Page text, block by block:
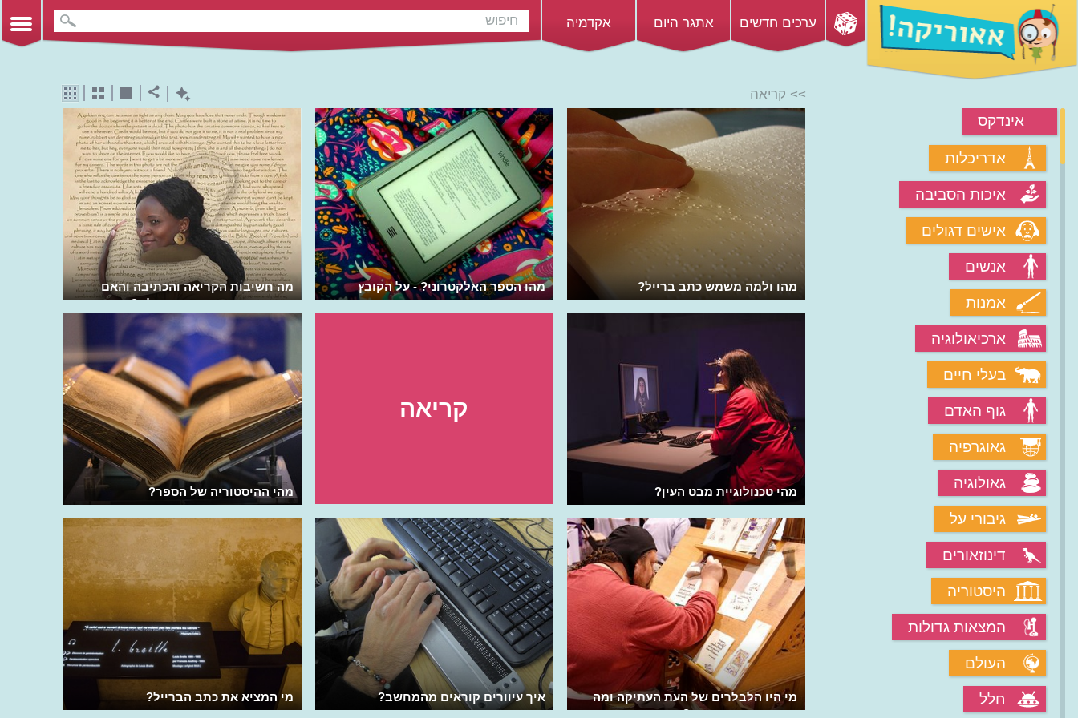
ערכים חדשים אתגר היום אקדמיה
אינדקס
אדריכלות
איכות הסביבה
אישים דגולים
אנשים
אמנות
ארכיאולוגיה
בעלי חיים
גוף האדם
גאוגרפיה
גאולוגיה
גיבורי על
דינוזאורים
היסטוריה
המצאות גדולות
העולם
חלל
>> קריאה
מה חשיבות הקריאה והכתיבה והאם
סיפורים משנים משהו בעולם?
מהו הספר האלקטרוני? - על הקובץ
והמכשיר
מהו ולמה משמש כתב ברייל?
מהי ההיסטוריה של הספר?
קריאה
מהי טכנולוגיית מבט העין?
מי המציא את כתב הברייל? איך עיוורים קוראים מהמחשב?
מי היו הלבלרים של העת העתיקה ומה
היה מעמדם בחברה?